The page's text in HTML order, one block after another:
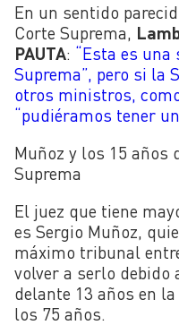
En un sentido
Corte Suprema,
PAUTA: “Esta es una
Suprema”, pero si la
otros ministros,
“pudiéramos tener
Muñoz y los 15 años
Suprema
El juez que tiene
es Sergio Muñoz,
máximo tribunal
volver a serlo debido
delante 13 años en
los 75 años.